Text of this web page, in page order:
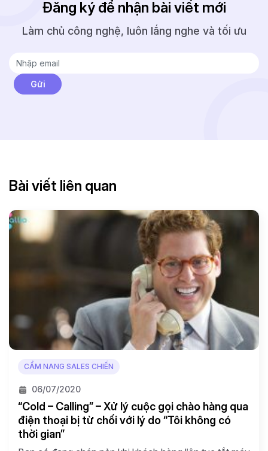
Đăng ký để nhận bài viết mới
Làm chủ công nghệ, luôn lắng nghe và tối ưu
Bài viết liên quan
CẨM NANG SALES CHIẾN
06/07/2020
“Cold – Calling” – Xử lý cuộc gọi chào hàng qua
điện thoại bị từ chối với lý do “Tôi không có
thời gian”